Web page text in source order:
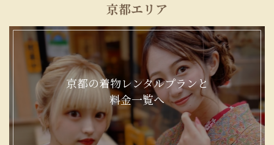
京都エリア
京都の着物レンタルプランと
料金一覧へ